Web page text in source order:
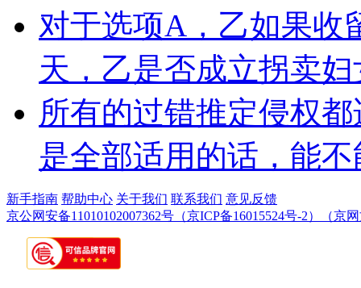
对于选项A，乙如果收
天，乙是否成立拐卖
所有的过错推定侵权
是全部适用的话，能
新手指南 帮助中心 关于我们 联系我们 意见反馈
京公网安备11010102007362号 （京ICP备16015524号-2） （京